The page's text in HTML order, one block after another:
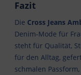
Fazit
Die Cross Jeans
Denim-Mode für
steht für Qualität,
für den Alltag,
schmalen